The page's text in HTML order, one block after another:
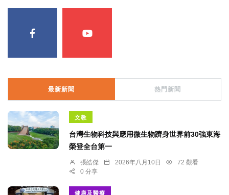
最新新聞 熱門新聞
文教
台灣生物科技與應用微生物躋身世界前30強東海
榮登全台第一
張皓傑 2026年八月10日
72 觀看
0 分享
健康及醫療